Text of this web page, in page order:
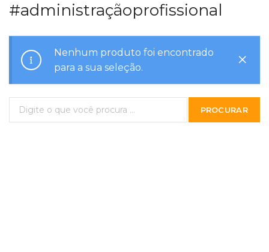
#administraçãoprofissional
Nenhum produto foi encontrado
para a sua seleção.
PROCURAR